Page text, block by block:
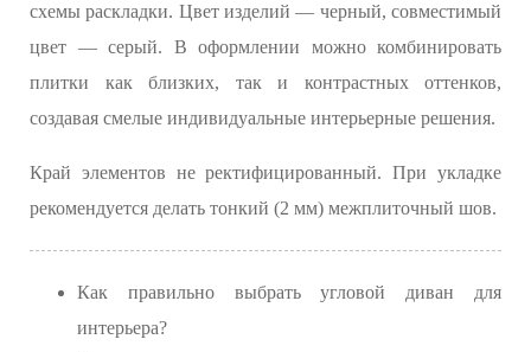
схемы раскладки. Цвет изделий — черный, совместимый
цвет — серый. В оформлении можно комбинировать
плитки как близких, так и контрастных оттенков,
создавая смелые индивидуальные интерьерные решения.
Край элементов не ректифицированный. При укладке
рекомендуется делать тонкий (2 мм) межплиточный шов.
Как правильно выбрать угловой диван для
интерьера?